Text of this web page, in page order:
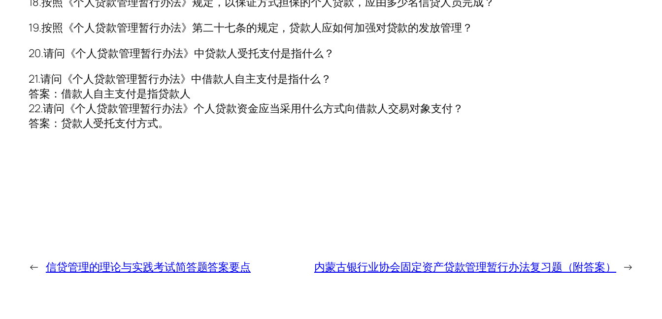
19.按照《个人贷款管理暂行办法》第二十七条的规定，贷款人应如何加强对贷款的发放管理？
20.请问《个人贷款管理暂行办法》中贷款人受托支付是指什么？
21.请问《个人贷款管理暂行办法》中借款人自主支付是指什么？
答案：借款人自主支付是指贷款人
22.请问《个人贷款管理暂行办法》个人贷款资金应当采用什么方式向借款人交易对象支付？
答案：贷款人受托支付方式。
← 信贷管理的理论与实践考试简答题答案要点 内蒙古银行业协会固定资产贷款管理暂行办法复习题（附答案） →